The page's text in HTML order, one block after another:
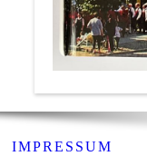
IMPRESSUM